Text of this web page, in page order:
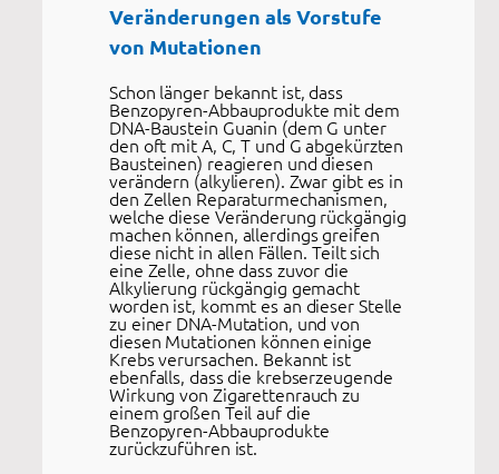
Veränderungen als Vorstufe
von Mutationen
Schon länger bekannt ist, dass
Benzopyren-Abbauprodukte mit dem
DNA-Baustein Guanin (dem G unter
den oft mit A, C, T und G abgekürzten
Bausteinen) reagieren und diesen
verändern (alkylieren). Zwar gibt es in
den Zellen Reparaturmechanismen,
welche diese Veränderung rückgängig
machen können, allerdings greifen
diese nicht in allen Fällen. Teilt sich
eine Zelle, ohne dass zuvor die
Alkylierung rückgängig gemacht
worden ist, kommt es an dieser Stelle
zu einer DNA-Mutation, und von
diesen Mutationen können einige
Krebs verursachen. Bekannt ist
ebenfalls, dass die krebserzeugende
Wirkung von Zigarettenrauch zu
einem großen Teil auf die
Benzopyren-Abbauprodukte
zurückzuführen ist.